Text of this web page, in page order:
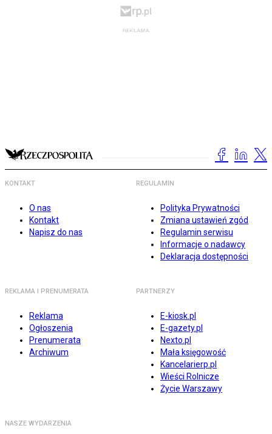
KONTAKT
O nas
Kontakt
Napisz do nas
REGULAMIN
Polityka Prywatności
Zmiana ustawień zgód
Regulamin serwisu
Informacje o nadawcy
Deklaracja dostępności
REKLAMA I PRENUMERATA
Reklama
Ogłoszenia
Prenumerata
Archiwum
PARTNERZY
E-kiosk.pl
E-gazety.pl
Nexto.pl
Mała księgowość
Kancelarierp.pl
Wieści Rolnicze
Życie Warszawy
NASZE WYDARZENIA